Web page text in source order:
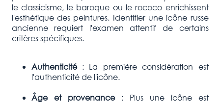
le classicisme, le baroque ou le rococo enrichissent
l'esthétique des peintures. Identifier une icône russe
ancienne requiert l'examen attentif de certains
critères spécifiques.
Authenticité: La première considération est
l'authenticité de l'icône.
Âge et provenance: Plus une icône est